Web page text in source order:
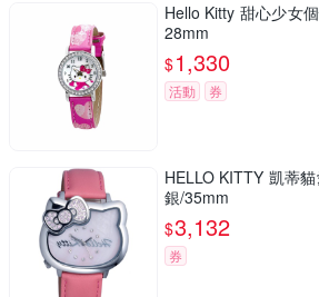
Hello Kitty 甜心少女
28mm
$1,330
活動 券
HELLO KITTY 凱蒂
銀/35mm
$3,132
券